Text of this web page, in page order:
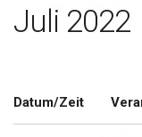
Juli 2022
Datum/Zeit